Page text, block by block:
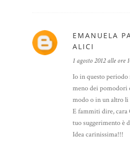
EMANUELA
ALICI
1 agosto 2012 alle ore
Io in questo periodo
meno dei pomodori
modo o in un altro
E fammiti dire, cara
tuo suggerimento è
Idea carinissima!!!